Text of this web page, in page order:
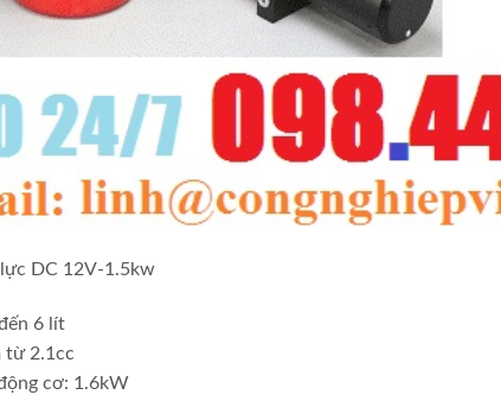
DC 12V-1.5kw
6 lít
từ 2.1cc
cơ: 1.6kW